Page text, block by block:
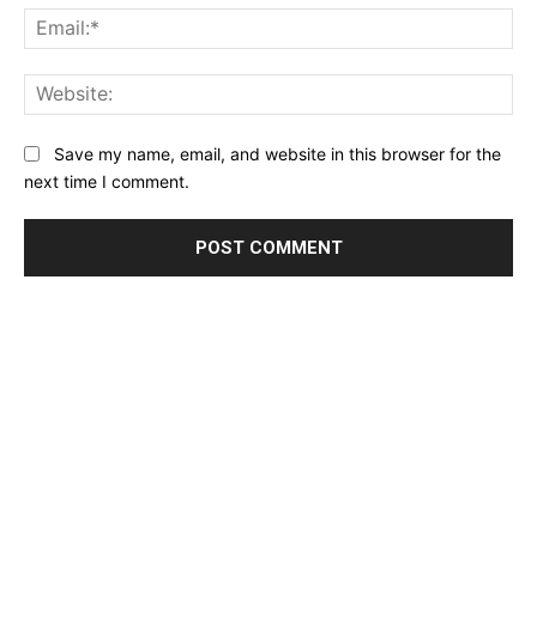
Save my name, email, and website in this browser for the
next time I comment.